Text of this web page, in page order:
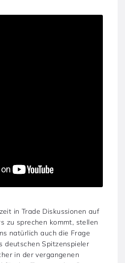
in Trade Diskussionen auf
zu sprechen kommt, stellen
natürlich auch die Frage
deutschen Spitzenspieler
in der vergangenen